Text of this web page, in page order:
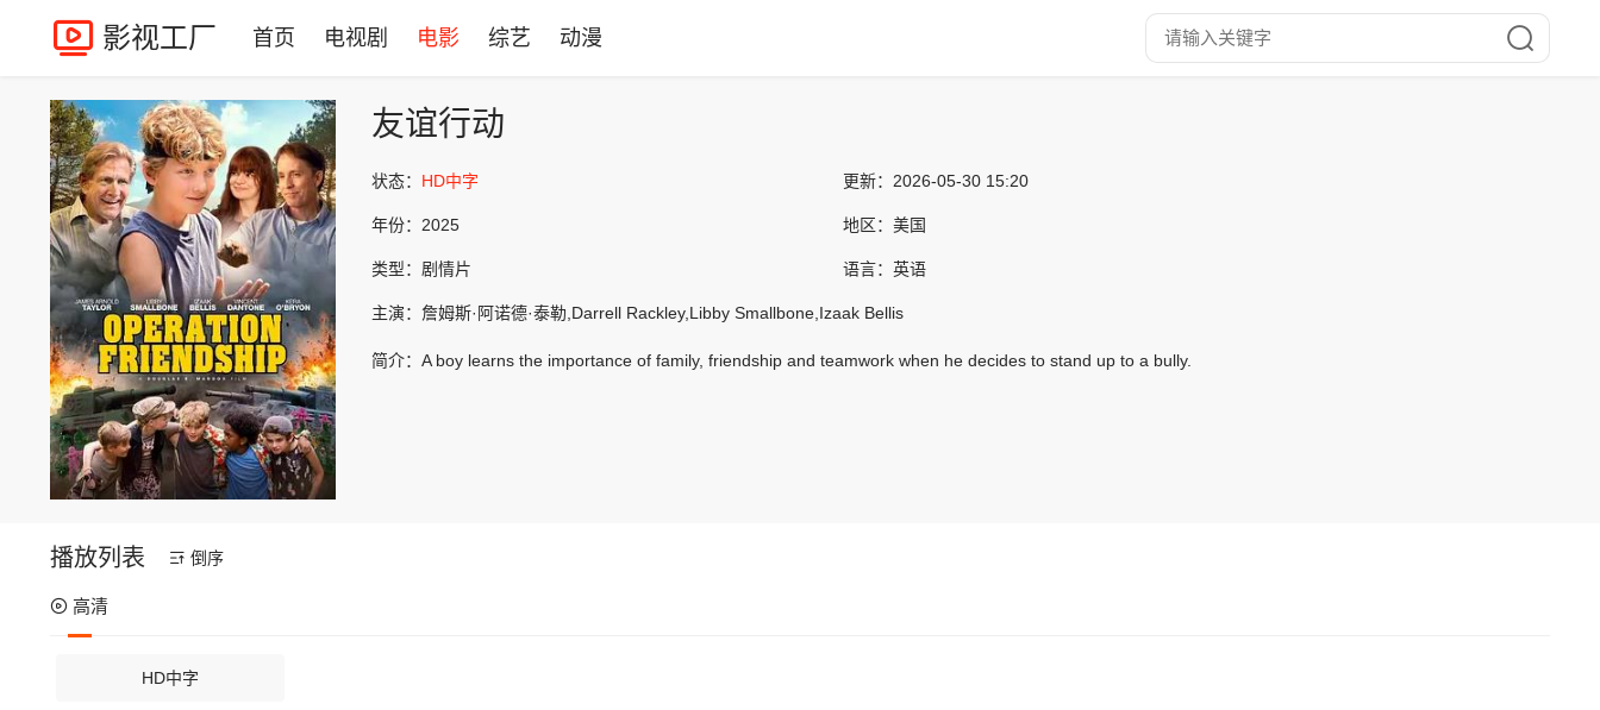
影视工厂 首页 电视剧 电影 综艺 动漫
友谊行动
状态： HD中字 更新： 2026-05-30 15:20
年份： 2025 地区： 美国
类型： 剧情片 语言： 英语
主演： 詹姆斯·阿诺德·泰勒,Darrell Rackley,Libby Smallbone,Izaak Bellis
简介： A boy learns the importance of family, friendship and teamwork when he decides to stand up to a bully.
播放列表 倒序
高清
HD中字